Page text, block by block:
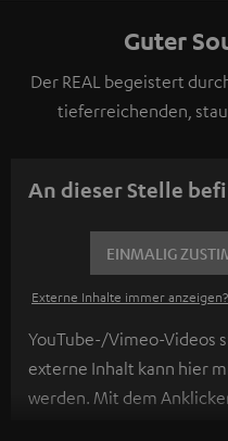
Guter
Der REAL begeistert
tieferreichenden,
An dieser Stelle
EINMALIG
Externe Inhalte immer
YouTube-/Vimeo-Videos
externe Inhalt kann hier
werden. Mit dem